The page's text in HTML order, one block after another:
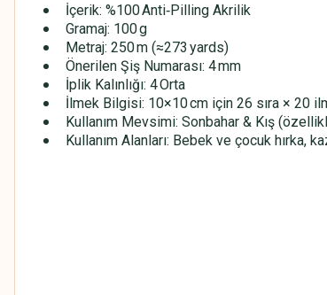
İçerik: %100 Anti‑Pilling Akrilik
Gramaj: 100 g
Metraj: 250 m (≈273 yards)
Önerilen Şiş Numarası: 4 mm
İplik Kalınlığı: 4 Orta
İlmek Bilgisi: 10×10 cm için 26 sıra × 20
Kullanım Mevsimi: Sonbahar & Kış
Kullanım Alanları: Bebek ve çocuk hırka,